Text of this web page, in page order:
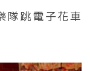
隊跳電子花車